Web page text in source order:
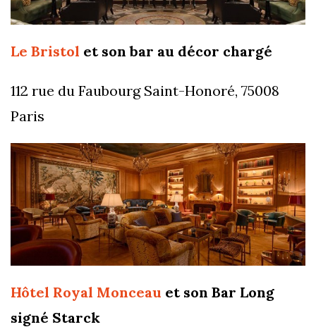
Le Bristol et son bar au décor chargé
112 rue du Faubourg Saint-Honoré, 75008
Paris
Hôtel Royal Monceau et son Bar Long
signé Starck